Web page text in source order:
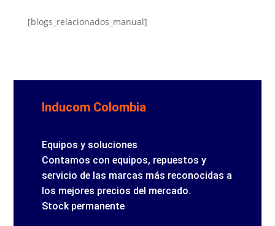
[blogs_relacionados_manual]
Inducom Colombia
Equipos y soluciones
Contamos con equipos, repuestos y
servicio de las marcas más reconocidas a
los mejores precios del mercado.
Stock permanente